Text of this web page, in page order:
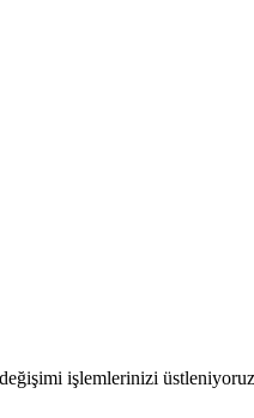
işlemlerinizi